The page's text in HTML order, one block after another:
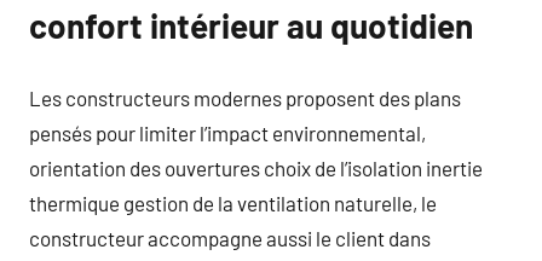
confort intérieur au quotidien
Les constructeurs modernes proposent des plans
pensés pour limiter l’impact environnemental,
orientation des ouvertures choix de l’isolation inertie
thermique gestion de la ventilation naturelle, le
constructeur accompagne aussi le client dans